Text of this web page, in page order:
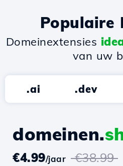
Populaire
Domeinextensies
van uw
.ai .dev
domeinen.
€4.99/jaar €38.99